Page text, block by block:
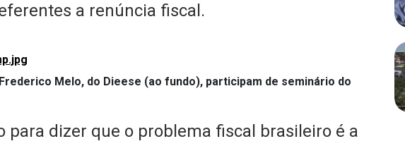
a renúncia fiscal.
Melo, do Dieese (ao fundo), participam de seminário do
para dizer que o problema fiscal brasileiro é a